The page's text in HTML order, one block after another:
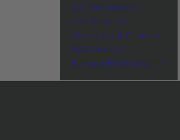
Coffee Session
Kids Session
Happy Hour Session
Girls Session
Banana Boot Session